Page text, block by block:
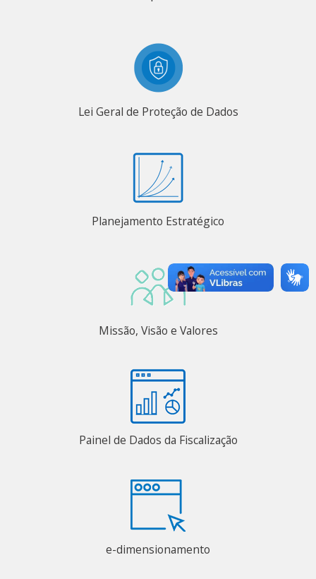
Lei Geral de Proteção de Dados
Planejamento Estratégico
Missão, Visão e Valores
Painel de Dados da Fiscalização
e-dimensionamento